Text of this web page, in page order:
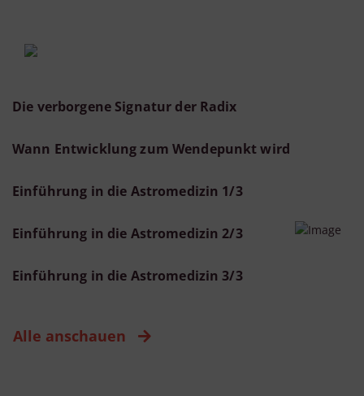
Die verborgene Signatur der Radix
Wann Entwicklung zum Wendepunkt wird
Einführung in die Astromedizin 1/3
Einführung in die Astromedizin 2/3
Einführung in die Astromedizin 3/3
Alle anschauen